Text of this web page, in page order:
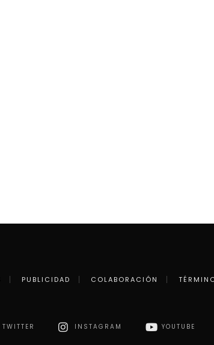
PUBLICIDAD COLABORACIÓN
TWITTER INSTAGRAM YOUTUBE